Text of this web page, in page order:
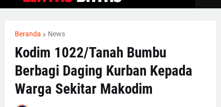
Beranda News
Kodim 1022/Tanah Bumbu
Berbagi Daging Kurban Kepada
Warga Sekitar Makodim